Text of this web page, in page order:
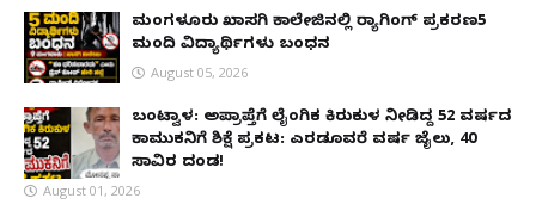
ಮಂಗಳೂರು ಖಾಸಗಿ ಕಾಲೇಜಿನಲ್ಲಿ ರ‌್ಯಾಗಿಂಗ್ ಪ್ರಕರಣ5
ಮಂದಿ ವಿದ್ಯಾರ್ಥಿಗಳು ಬಂಧನ
August 05, 2026
ಬಂಟ್ವಾಳ: ಅಪ್ರಾಪ್ತೆಗೆ ಲೈಂಗಿಕ ಕಿರುಕುಳ ನೀಡಿದ್ದ 52 ವರ್ಷದ
ಕಾಮುಕನಿಗೆ ಶಿಕ್ಷೆ ಪ್ರಕಟ: ಎರಡೂವರೆ ವರ್ಷ ಜೈಲು, ₹40
ಸಾವಿರ ದಂಡ!
August 01, 2026